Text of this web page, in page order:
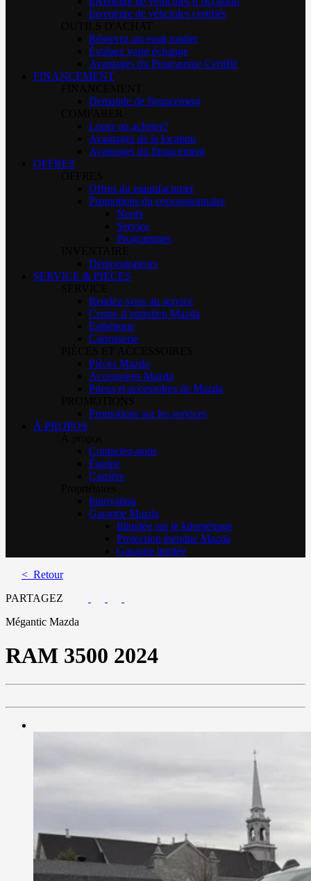
Inventaire de véhciules certifiés
Réservez un essai routier
Évaluez votre échange
Avantages du Programme Certifié
FINANCEMENT
Demande de financement
Louer ou acheter?
Avantages de la location
Avantages du financement
OFFRES
Offres du manufacturier
Promotions du concessionnaire
Neufs
Service
Programmes
Démonstrateurs
SERVICE & PIÈCES
Rendez-vous au service
Centre d’entretien Mazda
Esthétique
Carrosserie
Pièces Mazda
Accessoires Mazda
Pneus et accessoires de Mazda
Promotions sur les services
À PROPOS
Contactez-nous
Équipe
Carrière
Innovation
Garantie Mazda
Illimitée sur le kilométrage
Protection étendue Mazda
Garantie limitée
< Retour
PARTAGEZ
Mégantic Mazda
RAM 3500 2024